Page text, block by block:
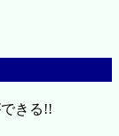
きる!!